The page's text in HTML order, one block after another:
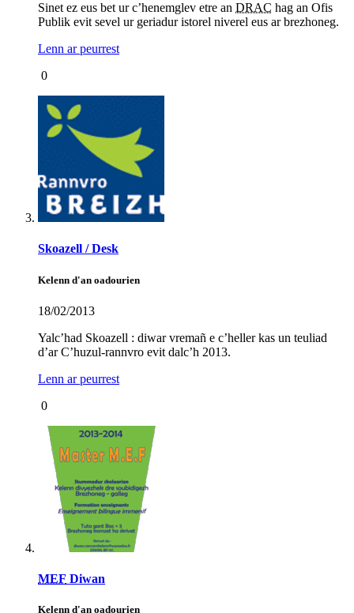
Sinet ez eus bet ur c’henemglev etre an DRAC hag an Ofis
Publik evit sevel ur geriadur istorel niverel eus ar brezhoneg.
Lenn ar peurrest
0
Skoazell / Desk
Kelenn d'an oadourien
18/02/2013
Yalc’had Skoazell : diwar vremañ e c’heller kas un teuliad
d’ar C’huzul-rannvro evit dalc’h 2013.
Lenn ar peurrest
0
MEF Diwan
Kelenn d'an oadourien